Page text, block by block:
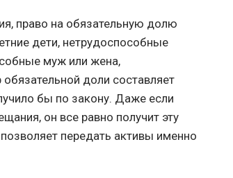
право на обязательную долю
дети, нетрудоспособные
муж или жена,
доли составляет
бы по закону. Даже если
он все равно получит эту
передать активы именно